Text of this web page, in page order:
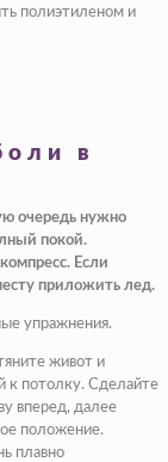
полиэтиленом и
в
очередь нужно
покой.
Если
приложить лед.
упражнения.
живот и
к потолку. Сделайте
вперед, далее
положение.
плавно